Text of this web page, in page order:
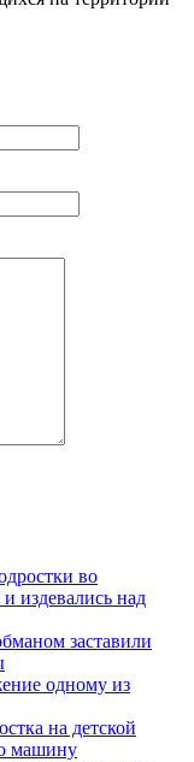
во
издевались над
заставили
одному из
на детской
машину